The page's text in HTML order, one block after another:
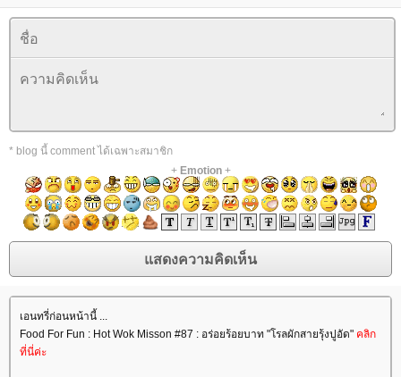
* blog นี้ comment ได้เฉพาะสมาชิก
+ Emotion+
เอนทรี่ก่อนหน้านี้ ...
Food For Fun : Hot Wok Misson #87 : อร่อยร้อยบาท "โรลผักสายรุ้งปูอัด" คลิก
ที่นี่ค่ะ